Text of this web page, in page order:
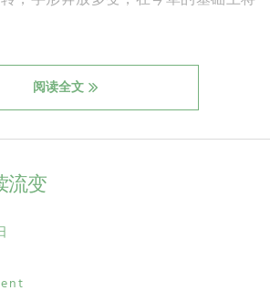
阅读全文
流变